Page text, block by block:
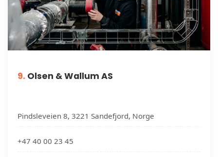
9. Olsen & Wallum AS
Pindsleveien 8, 3221 Sandefjord, Norge
+47 40 00 23 45